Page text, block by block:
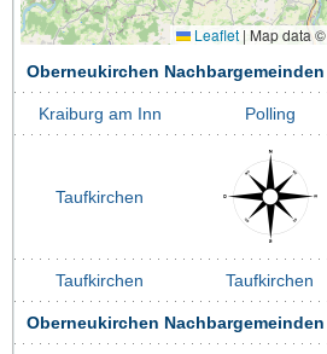
Leaflet | Map data ©
Oberneukirchen Nachbargemeinden
Kraiburg am Inn Polling
Taufkirchen
Taufkirchen Taufkirchen
Oberneukirchen Nachbargemeinden